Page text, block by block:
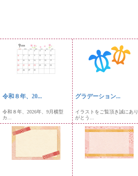
令和８年、20...
令和８年、2026年、9月横型
カ...
グラデーション...
イラストをご覧頂き誠にあり
がとう...